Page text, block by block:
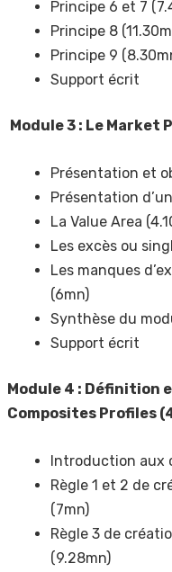
Principe 6 et 7
Principe 8
Principe 9
Support écrit
Module 3 : Le Market
Présentation et
Présentation
La Value Area
Les excès ou
Les manques
(6mn)
Synthèse du
Support écrit
Module 4 : Définition
Composites Profiles
Introduction aux
Règle 1 et 2 de
(7mn)
Règle 3 de
(9.28mn)